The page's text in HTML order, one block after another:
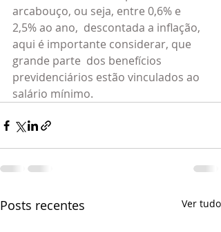
arcabouço, ou seja, entre 0,6% e
2,5% ao ano,  descontada a inflação,
aqui é importante considerar, que
grande parte  dos benefícios
previdenciários estão vinculados ao
salário mínimo.
Posts recentes Ver tudo